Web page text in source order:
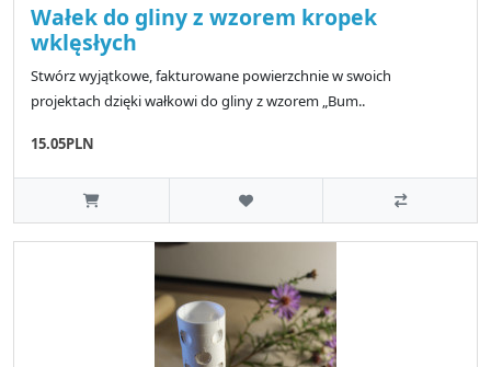
Wałek do gliny z wzorem kropek
wklęsłych
Stwórz wyjątkowe, fakturowane powierzchnie w swoich
projektach dzięki wałkowi do gliny z wzorem „Bum..
15.05PLN